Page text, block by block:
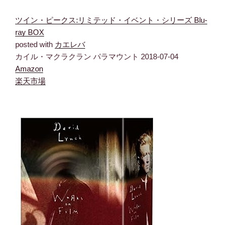
ツイン・ピークス:リミテッド・イベント・シリーズ Blu-
ray BOX
posted with カエレバ
カイル・マクラクラン パラマウント 2018-07-04
Amazon
楽天市場